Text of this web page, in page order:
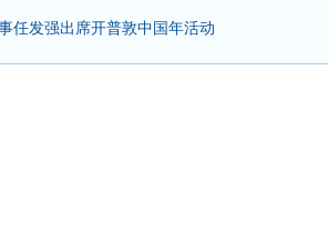
任发强出席开普敦中国年活动